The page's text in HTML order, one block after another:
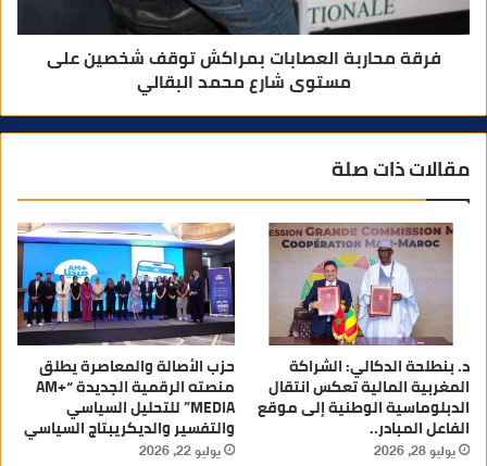
فرقة محاربة العصابات بمراكش توقف شخصين على
مستوى شارع محمد البقالي
مقالات ذات صلة
د. بنطلحة الدكالي: الشراكة
المغربية المالية تعكس انتقال
الدبلوماسية الوطنية إلى موقع
الفاعل المبادر..
يوليو 28, 2026
حزب الأصالة والمعاصرة يطلق
منصته الرقمية الجديدة “AM+
MEDIA” للتحليل السياسي
والتفسير والديكريبتاج السياسي
يوليو 22, 2026